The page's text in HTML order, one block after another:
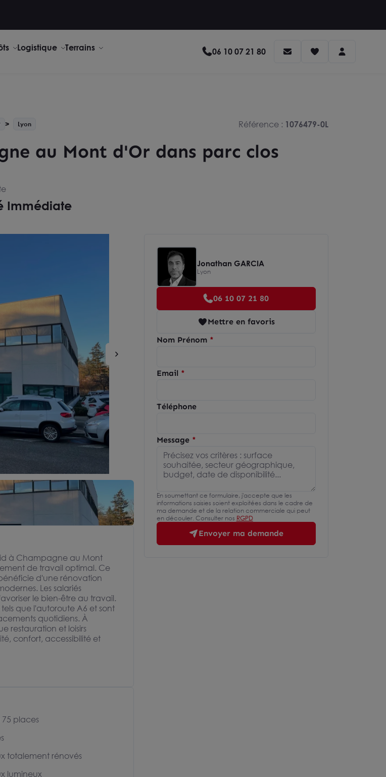
Logistique Terrains 06 10 07 21 80
Lyon Référence : 1076479-0L
au Mont d'Or dans parc clos
Immédiate
à Champagne au Mont
de travail optimal. Ce
d'une rénovation
Les salariés
le bien-être au travail.
que l'autoroute A6 et sont
quotidiens. À
restauration et loisirs
confort, accessibilité et
75 places
totalement rénovés
lumineux
Jonathan GARCIA
Lyon
06 10 07 21 80
Mettre en favoris
Nom Prénom
Email
Téléphone
Message
En soumettant ce formulaire, j'accepte que les
informations saisies soient exploitées dans le cadre de
ma demande et de la relation commerciale qui peut
en découler. Consulter nos RGPD
Envoyer ma demande